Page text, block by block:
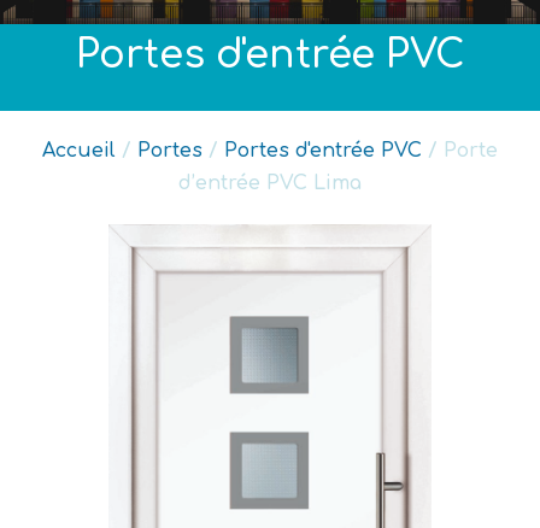
Portes d'entrée PVC
Accueil / Portes / Portes d'entrée PVC / Porte
d’entrée PVC Lima